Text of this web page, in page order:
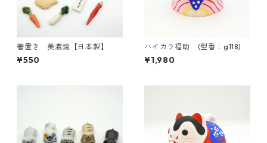
箸置き 美濃焼【日本製】
¥550
ハイカラ福助 (型番：g118)
¥1,980